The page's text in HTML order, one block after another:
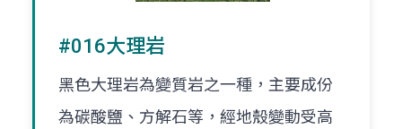
#016大理岩
黑色大理岩為變質岩之一種，主要成份
為碳酸鹽、方解石等，經地殼變動受高